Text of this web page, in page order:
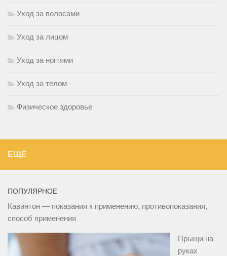
Уход за волосами
Уход за лицом
Уход за ногтями
Уход за телом
Физическое здоровье
ЕЩЁ
ПОПУЛЯРНОЕ
Кавинтон — показания к применению, противопоказания,
способ применения
Прыщи на
руках